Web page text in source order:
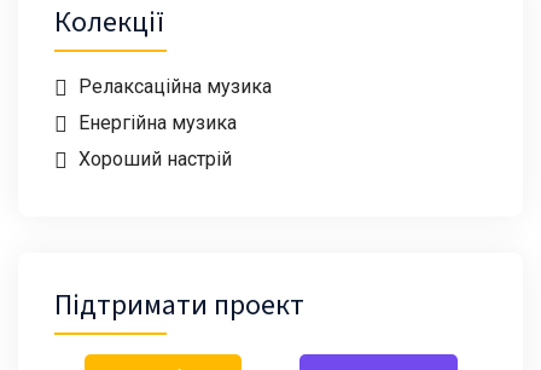
Колекції
Релаксаційна музика
Енергійна музика
Хороший настрій
Підтримати проект